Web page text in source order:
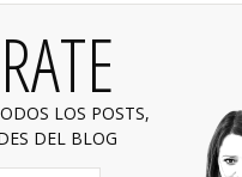
LOS POSTS,
DEL BLOG